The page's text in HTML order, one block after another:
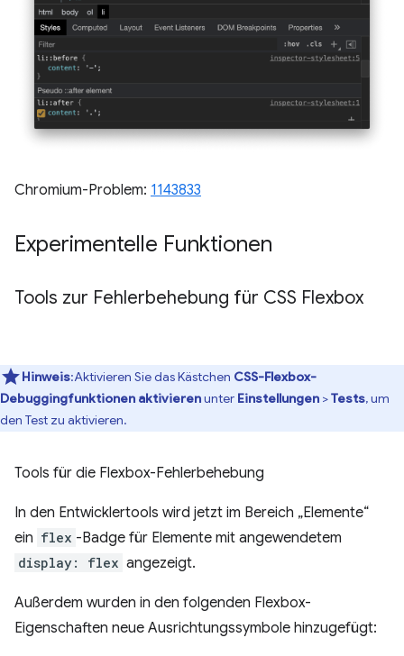
Chromium-Problem: 1143833
Experimentelle Funktionen
Tools zur Fehlerbehebung für CSS Flexbox
Hinweis:Aktivieren Sie das Kästchen CSS-Flexbox-
Debuggingfunktionen aktivierenunter Einstellungen >Tests, um
den Test zu aktivieren.
Tools für die Flexbox-Fehlerbehebung
In den Entwicklertools wird jetzt im Bereich „Elemente“
ein flex -Badge für Elemente mit angewendetem
display: flex angezeigt.
Außerdem wurden in den folgenden Flexbox-
Eigenschaften neue Ausrichtungssymbole hinzugefügt: